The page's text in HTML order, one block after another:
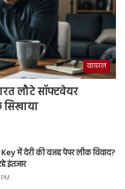
वायरल
लौटे सॉफ्टवेयर
में देरी की वजह पेपर लीक विवाद?
इंतजार